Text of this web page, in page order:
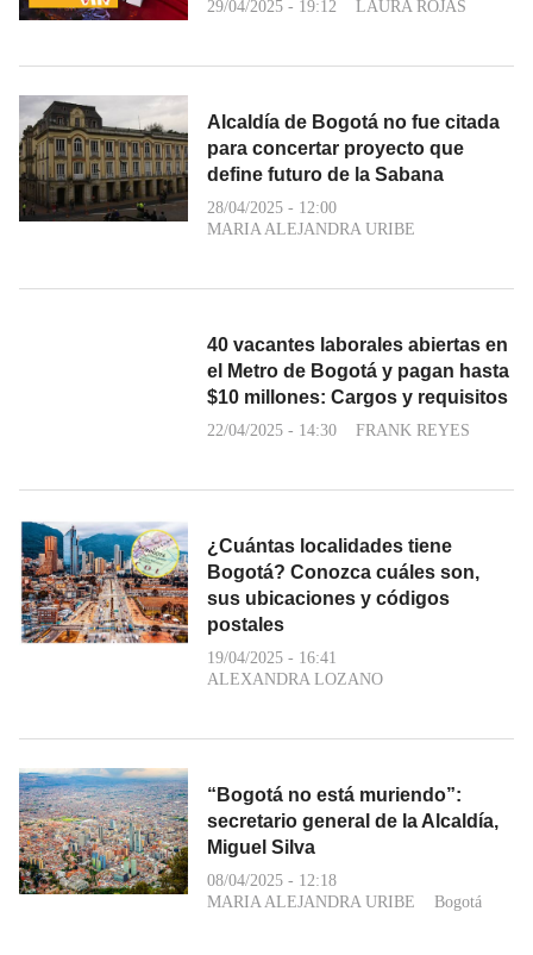
29/04/2025 - 19:12 LAURA ROJAS
Alcaldía de Bogotá no fue citada
para concertar proyecto que
define futuro de la Sabana
28/04/2025 - 12:00
MARIA ALEJANDRA URIBE
40 vacantes laborales abiertas en
el Metro de Bogotá y pagan hasta
$10 millones: Cargos y requisitos
22/04/2025 - 14:30 FRANK REYES
¿Cuántas localidades tiene
Bogotá? Conozca cuáles son,
sus ubicaciones y códigos
postales
19/04/2025 - 16:41
ALEXANDRA LOZANO
“Bogotá no está muriendo”:
secretario general de la Alcaldía,
Miguel Silva
08/04/2025 - 12:18
MARIA ALEJANDRA URIBE
Bogotá